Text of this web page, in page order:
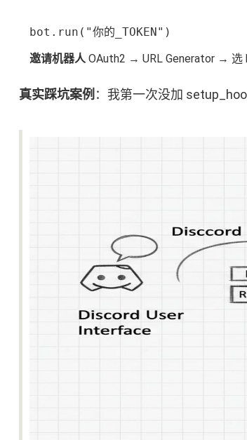
bot.run("你的_TOKEN")
邀请机器人OAuth2 → URL Generator → 选
真实踩坑案例 ：我第一次没加